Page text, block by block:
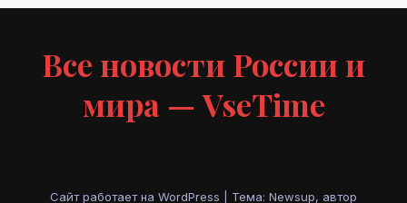
Все новости России и
мира — VseTime
Сайт работает на WordPress Тема: Newsup, автор